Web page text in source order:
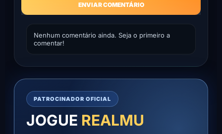
ENVIAR COMENTÁRIO
Nenhum comentário ainda. Seja o primeiro a
comentar!
PATROCINADOR OFICIAL
JOGUE REALMU